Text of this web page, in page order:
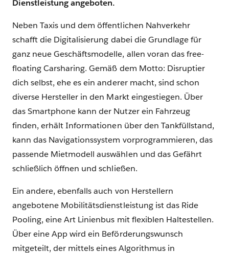
Dienstleistung angeboten.
Neben Taxis und dem öffentlichen Nahverkehr
schafft die Digitalisierung dabei die Grundlage für
ganz neue Geschäftsmodelle, allen voran das free-
floating Carsharing. Gemäß dem Motto: Disruptier
dich selbst, ehe es ein anderer macht, sind schon
diverse Hersteller in den Markt eingestiegen. Über
das Smartphone kann der Nutzer ein Fahrzeug
finden, erhält Informationen über den Tankfüllstand,
kann das Navigationssystem vorprogrammieren, das
passende Mietmodell auswählen und das Gefährt
schließlich öffnen und schließen.
Ein andere, ebenfalls auch von Herstellern
angebotene Mobilitätsdienstleistung ist das Ride
Pooling, eine Art Linienbus mit flexiblen Haltestellen.
Über eine App wird ein Beförderungswunsch
mitgeteilt, der mittels eines Algorithmus in